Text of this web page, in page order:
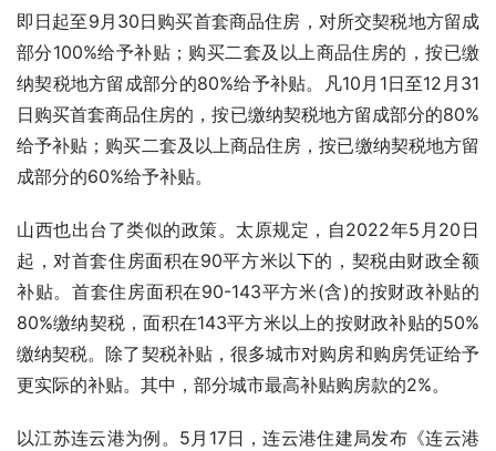
即日起至9月30日购买首套商品住房，对所交契税地方留成
部分100%给予补贴；购买二套及以上商品住房的，按已缴
纳契税地方留成部分的80%给予补贴。凡10月1日至12月31
日购买首套商品住房的，按已缴纳契税地方留成部分的80%
给予补贴；购买二套及以上商品住房，按已缴纳契税地方留
成部分的60%给予补贴。
山西也出台了类似的政策。太原规定，自2022年5月20日
起，对首套住房面积在90平方米以下的，契税由财政全额
补贴。首套住房面积在90-143平方米(含)的按财政补贴的
80%缴纳契税，面积在143平方米以上的按财政补贴的50%
缴纳契税。除了契税补贴，很多城市对购房和购房凭证给予
更实际的补贴。其中，部分城市最高补贴购房款的2%。
以江苏连云港为例。5月17日，连云港住建局发布《连云港